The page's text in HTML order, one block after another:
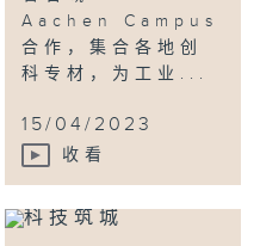
Aachen Campus
合作，集合各地创
科专材，为工业...
15/04/2023
收看